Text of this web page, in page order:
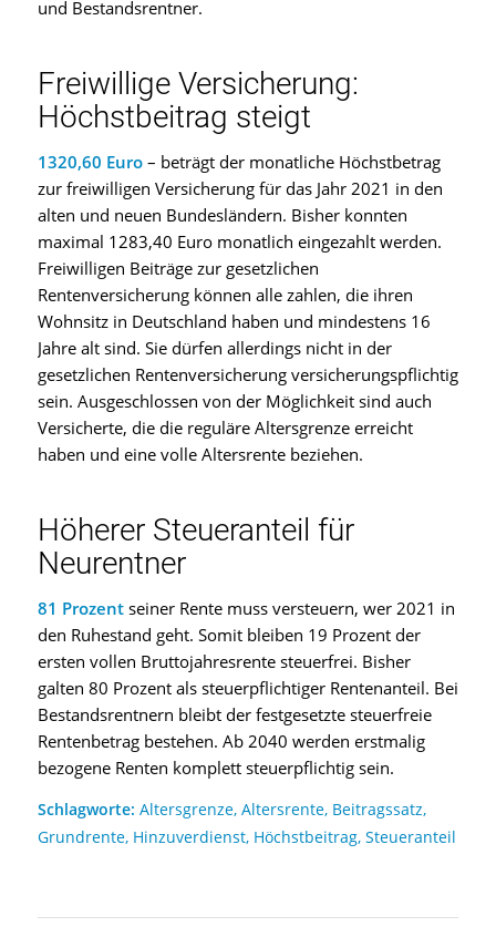
und Bestandsrentner.
Freiwillige Versicherung:
Höchstbeitrag steigt
1320,60 Euro– beträgt der monatliche Höchstbetrag
zur freiwilligen Versicherung für das Jahr 2021 in den
alten und neuen Bundesländern. Bisher konnten
maximal 1283,40 Euro monatlich eingezahlt werden.
Freiwilligen Beiträge zur gesetzlichen
Rentenversicherung können alle zahlen, die ihren
Wohnsitz in Deutschland haben und mindestens 16
Jahre alt sind. Sie dürfen allerdings nicht in der
gesetzlichen Rentenversicherung versicherungspflichtig
sein. Ausgeschlossen von der Möglichkeit sind auch
Versicherte, die die reguläre Altersgrenze erreicht
haben und eine volle Altersrente beziehen.
Höherer Steueranteil für
Neurentner
81 Prozentseiner Rente muss versteuern, wer 2021 in
den Ruhestand geht. Somit bleiben 19 Prozent der
ersten vollen Bruttojahresrente steuerfrei. Bisher
galten 80 Prozent als steuerpflichtiger Rentenanteil. Bei
Bestandsrentnern bleibt der festgesetzte steuerfreie
Rentenbetrag bestehen. Ab 2040 werden erstmalig
bezogene Renten komplett steuerpflichtig sein.
Schlagworte: Altersgrenze, Altersrente, Beitragssatz,
Grundrente, Hinzuverdienst, Höchstbeitrag, Steueranteil